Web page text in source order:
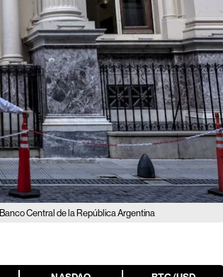
Banco Central de la República Argentina